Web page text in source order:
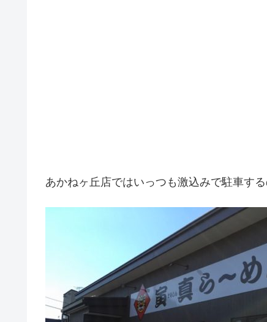
あかねヶ丘店ではいっつも激込みで駐車す